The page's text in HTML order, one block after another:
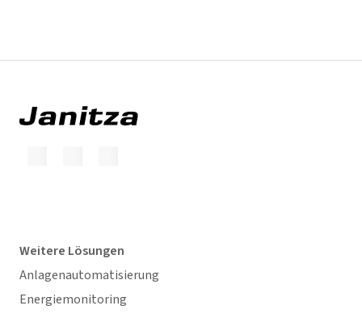
Weitere Lösungen
Anlagenautomatisierung
Energiemonitoring